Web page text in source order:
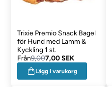
Trixie Premio Snack Bagel
för Hund med Lamm &
Kyckling 1 st.
Från9,007,00 SEK
Lägg i varukorg